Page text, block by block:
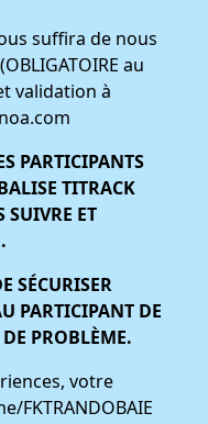
suffira de nous
au
validation à
PARTICIPANTS
TITRACK
SUIVRE ET
SÉCURISER
PARTICIPANT DE
PROBLÈME.
votre
FKTRANDOBAIE